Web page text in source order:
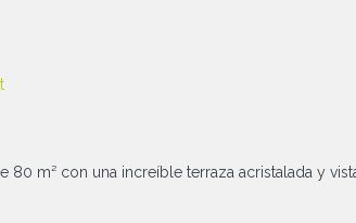
m² con una increíble terraza acristalada y